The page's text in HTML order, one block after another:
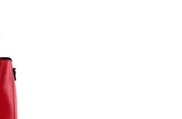
tříodddílová, jejíž
cca. 125 cm....